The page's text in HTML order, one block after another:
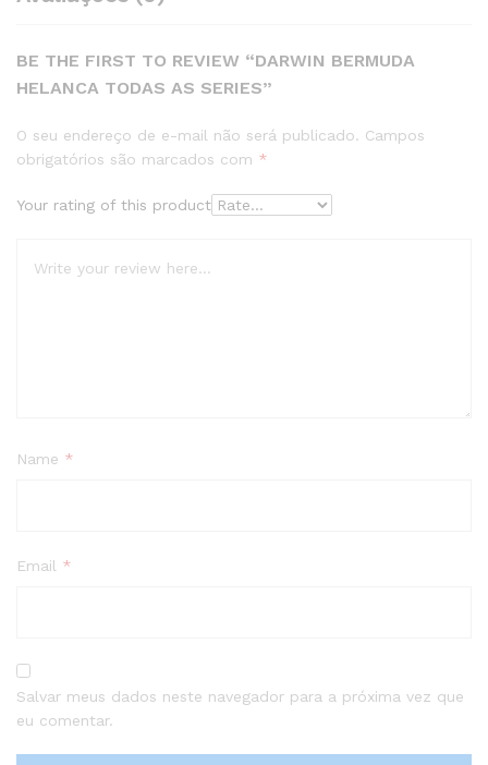
BE THE FIRST TO REVIEW “DARWIN BERMUDA
HELANCA TODAS AS SERIES”
O seu endereço de e-mail não será publicado. Campos
obrigatórios são marcados com *
Your rating of this product
Name *
Email *
Salvar meus dados neste navegador para a próxima vez que
eu comentar.